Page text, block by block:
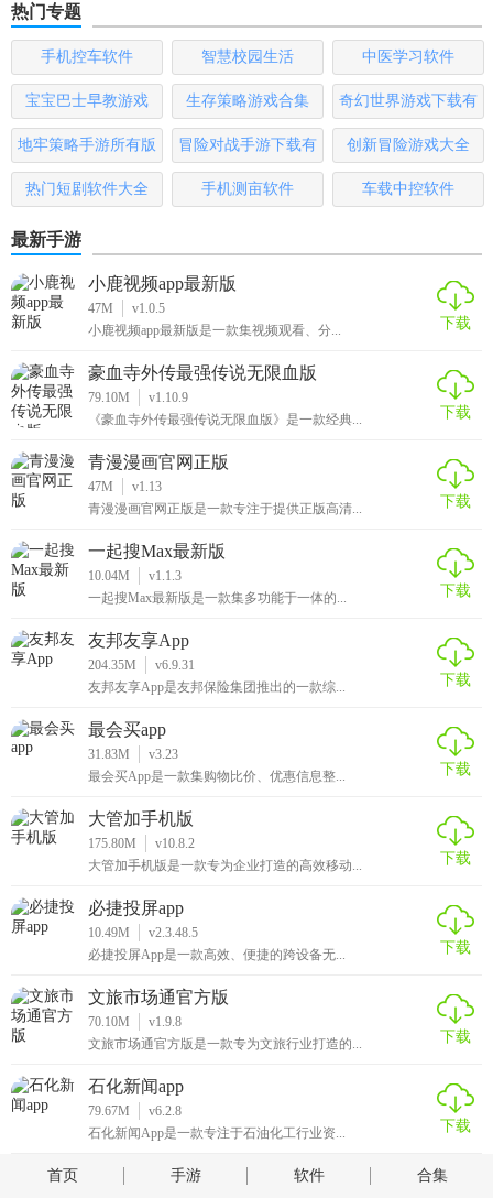
【apex英雄手游官网版点评】
Apex英雄手游官网版以其高度的还原度、流畅的操作体验以
及丰富的游戏内容，成功将PC端的经典战术竞技体验带到了
移动平台。无论是对于《Apex英雄》的老玩家还是新入坑的
玩家来说，这都是一款不可多得的高品质手游。其不断更新
的内容、强大的社交功能以及公平的游戏环境，都使得这款
游戏在移动市场脱颖而出，成为战术竞技爱好者的首选。
热门专题
手机控车软件 智慧校园生活 中医学习软件
宝宝巴士早教游戏 生存策略游戏合集
奇幻世界游戏下载有
哪些
地牢策略手游所有版
本
冒险对战手游下载有
哪些
创新冒险游戏大全
热门短剧软件大全 手机测亩软件 车载中控软件
最新手游
小鹿视频app最新版
47M
v1.0.5
小鹿视频app最新版是一款集视频观看、分...
下载
豪血寺外传最强传说无限血版
79.10M
v1.10.9
《豪血寺外传最强传说无限血版》是一款经典...
下载
青漫漫画官网正版
47M
v1.13
青漫漫画官网正版是一款专注于提供正版高清...
下载
一起搜Max最新版
10.04M
v1.1.3
一起搜Max最新版是一款集多功能于一体的...
下载
友邦友享App
204.35M
v6.9.31
友邦友享App是友邦保险集团推出的一款综...
下载
最会买app
31.83M
v3.23
最会买App是一款集购物比价、优惠信息整...
下载
大管加手机版
175.80M
v10.8.2
大管加手机版是一款专为企业打造的高效移动...
下载
必捷投屏app
10.49M
v2.3.48.5
必捷投屏App是一款高效、便捷的跨设备无...
下载
文旅市场通官方版
70.10M
v1.9.8
文旅市场通官方版是一款专为文旅行业打造的...
下载
石化新闻app
79.67M
v6.2.8
石化新闻App是一款专注于石油化工行业资...
下载
首页 手游 软件 合集